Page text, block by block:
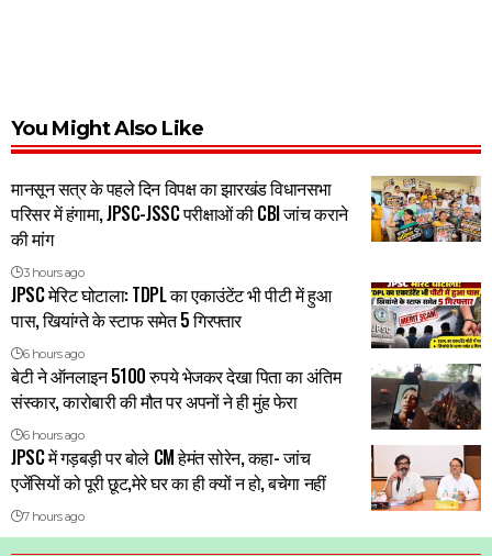
You Might Also Like
मानसून सत्र के पहले दिन विपक्ष का झारखंड विधानसभा
परिसर में हंगामा, JPSC-JSSC परीक्षाओं की CBI जांच कराने
की मांग
3 hours ago
JPSC मेरिट घोटाला: TDPL का एकाउंटेंट भी पीटी में हुआ
पास, खियांग्ते के स्टाफ समेत 5 गिरफ्तार
6 hours ago
बेटी ने ऑनलाइन 5100 रुपये भेजकर देखा पिता का अंतिम
संस्कार, कारोबारी की मौत पर अपनों ने ही मुंह फेरा
6 hours ago
JPSC में गड़बड़ी पर बोले CM हेमंत सोरेन, कहा- जांच
एजेंसियों को पूरी छूट,मेरे घर का ही क्यों न हो, बचेगा नहीं
7 hours ago